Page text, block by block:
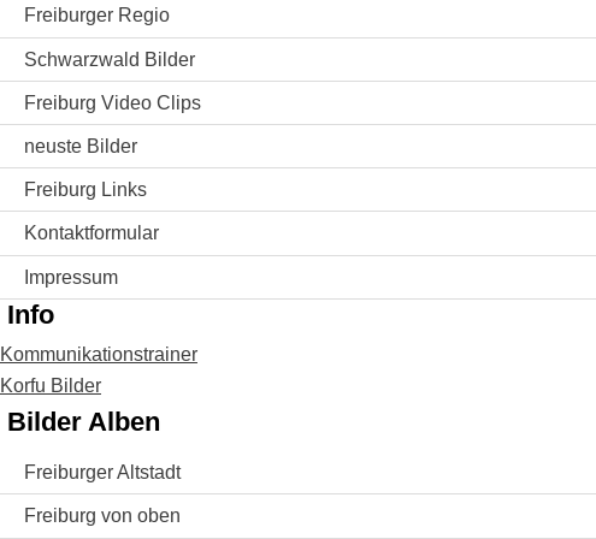
Freiburger Regio
Schwarzwald Bilder
Freiburg Video Clips
neuste Bilder
Freiburg Links
Kontaktformular
Impressum
Info
Kommunikationstrainer
Korfu Bilder
Bilder Alben
Freiburger Altstadt
Freiburg von oben